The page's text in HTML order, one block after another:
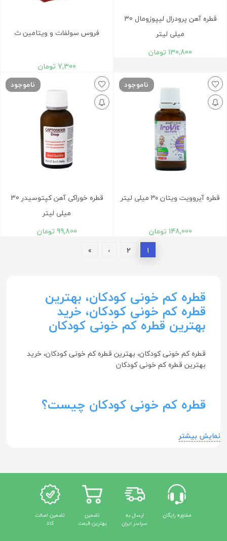
قطره آهن پرودرال لیپوزومال 30
میلی لیتر
130,800 تومان
فروس سولفات و ویتامین ث
7,300 تومان
ناموجود
قطره آیروویت ویتان ۳۰ میلی لیتر
148,000 تومان
ناموجود
قطره خوراکی آهن کپتوسیدر 30
میلی لیتر
99,800 تومان
1
2
›
»
قطره کم خونی کودکان، بهترین
قطره کم خونی کودکان، خرید
بهترین قطره کم خونی کودکان
قطره کم خونی کودکان، بهترین قطره کم خونی کودکان، خرید
بهترین قطره کم خونی کودکان
قطره کم خونی کودکان چیست؟
در اکثر موارد، قطره کم‌خونی کودکان حاوی آهن و ویتامین‌های
ضروری است که به درمان کم‌خونی فقر آهن در کودکان کمک
بررسی ویژگی‌های قطره کم خونی
کودکان
ویژگی‌های قطره کم خونی کودکان به شکل زیر است:
نمایش بیشتر
مشاوره رایگان
ارسال به
سراسر ایران
تضمین
بهترین قیمت
تضمین اصالت
کالا